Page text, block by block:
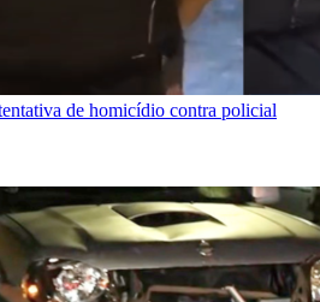
de homicídio contra policial